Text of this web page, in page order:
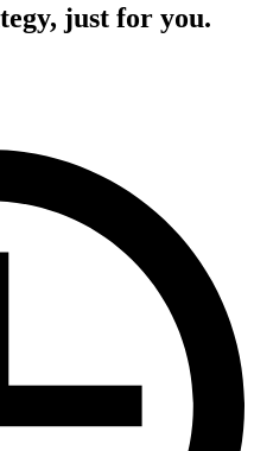
just for you.